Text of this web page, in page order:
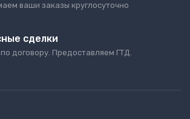
ваши заказы круглосуточно
сделки
договору. Предоставляем ГТД.